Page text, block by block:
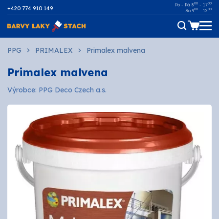
+420 774 910 149
Po - Pá 800 - 1700
So 900 - 1200
Dřevo
Kov
Malířské
Fasádní
Ostatní povrchy
AUTOMOTIVE
SPREJE
Technické kapaliny
PPG PRIMALEX Primalex malvena
Primalex malvena
Výrobce: PPG Deco Czech a.s.